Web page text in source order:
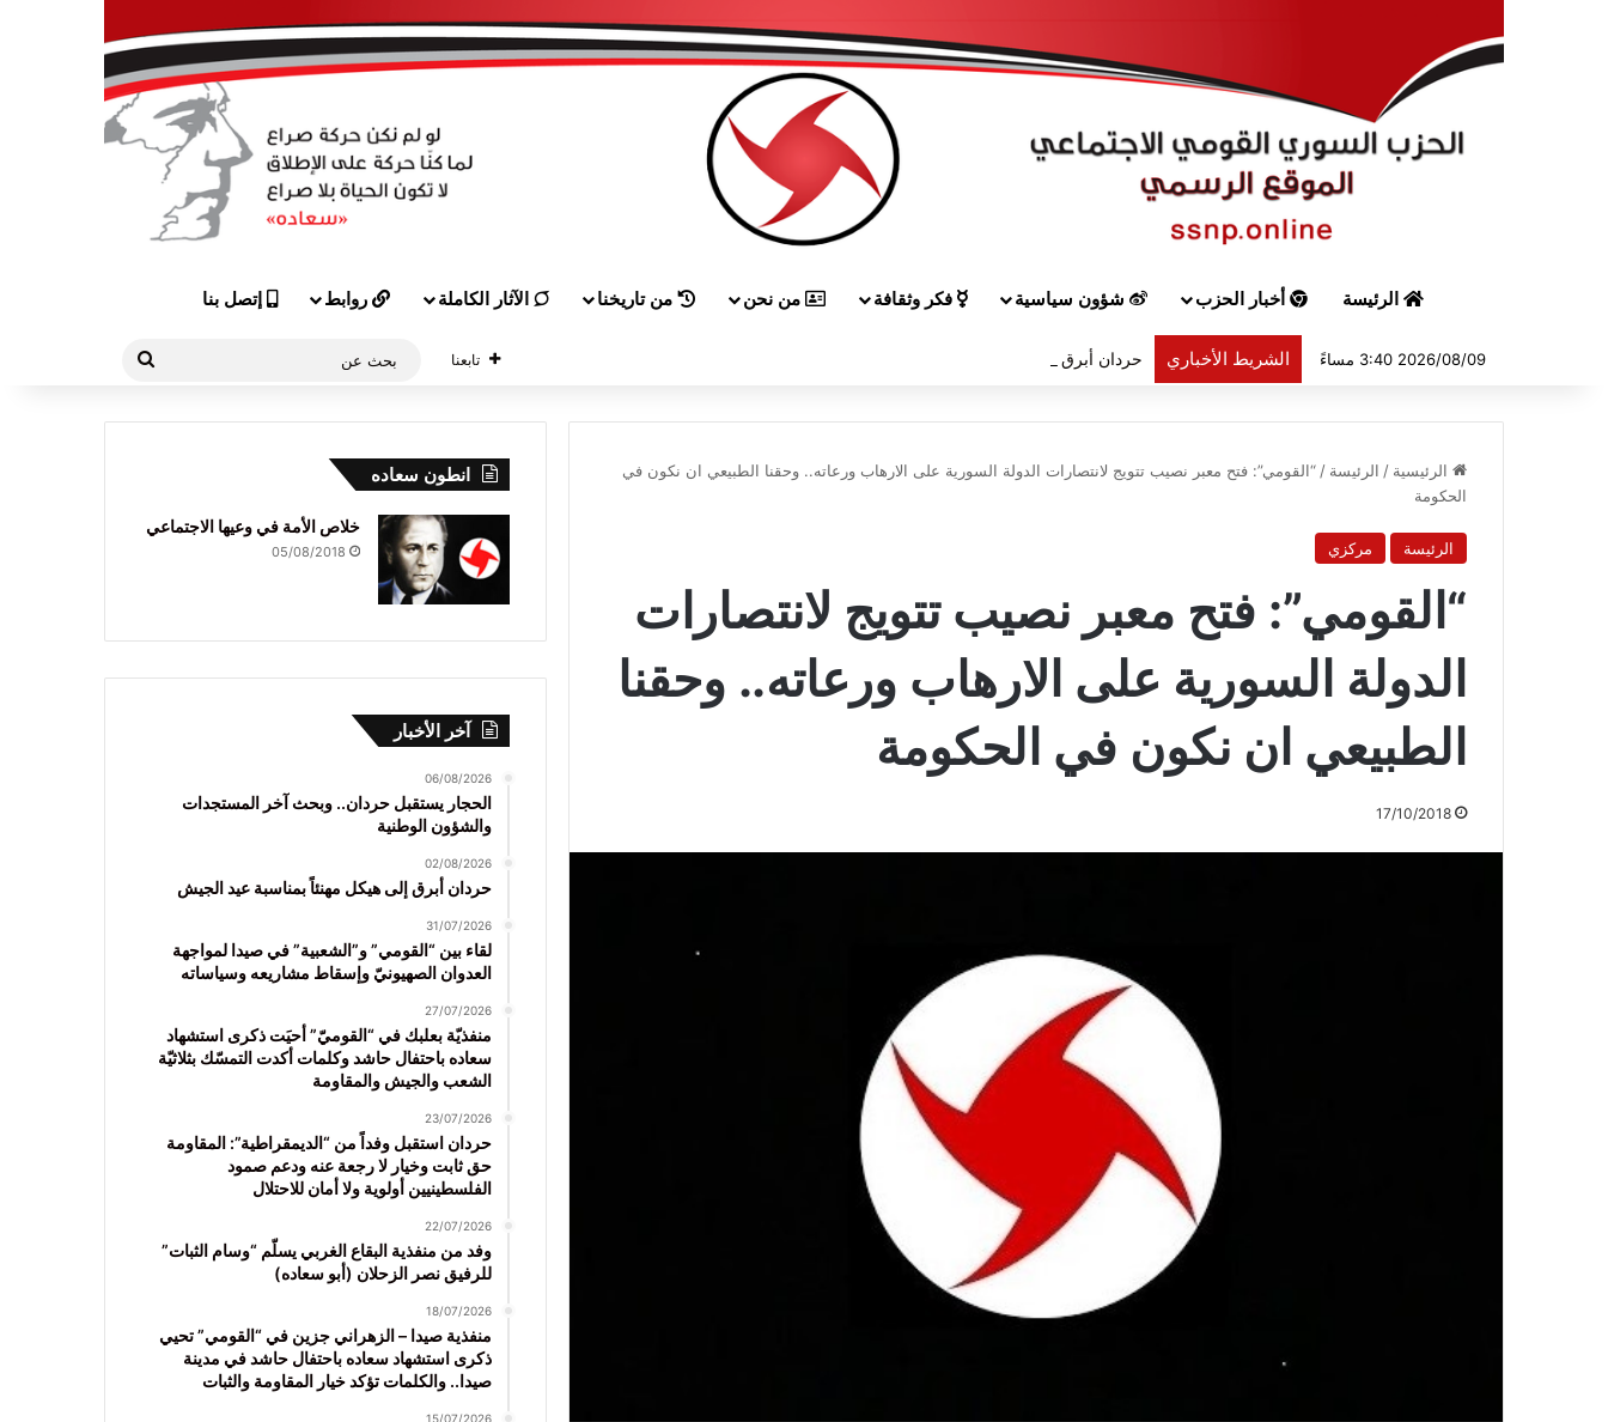
الرئيسة أخبار الحزب شؤون سياسية فكر وثقافة من نحن من تاريخنا الآثار الكاملة روابط إتصل بنا
2026/08/09 3:40 مساءً الشريط الأخباري حردان أبرق إلى هيكل مهنئاً بمناسبة عيد الجيش تابعنا
الرئيسية / الرئيسة / “القومي”: فتح معبر نصيب تتويج لانتصارات الدولة السورية على الارهاب ورعاته.. وحقنا الطبيعي ان نكون في
الحكومة
الرئيسة مركزي
“القومي”: فتح معبر نصيب تتويج لانتصارات
الدولة السورية على الارهاب ورعاته.. وحقنا
الطبيعي ان نكون في الحكومة
17/10/2018
انطون سعاده
خلاص الأمة في وعيها الاجتماعي
05/08/2018
آخر الأخبار
06/08/2026
الحجار يستقبل حردان.. وبحث آخر المستجدات
والشؤون الوطنية
02/08/2026
حردان أبرق إلى هيكل مهنئاً بمناسبة عيد الجيش
31/07/2026
لقاء بين “القومي” و”الشعبية” في صيدا لمواجهة
العدوان الصهيونيّ وإسقاط مشاريعه وسياساته
27/07/2026
منفذيّة بعلبك في “القوميّ” أحيَت ذكرى استشهاد
سعاده باحتفال حاشد وكلمات أكدت التمسّك بثلاثيّة
الشعب والجيش والمقاومة
23/07/2026
حردان استقبل وفداً من “الديمقراطية”: المقاومة
حق ثابت وخيار لا رجعة عنه ودعم صمود
الفلسطينيين أولوية ولا أمان للاحتلال
22/07/2026
وفد من منفذية البقاع الغربي يسلّم “وسام الثبات”
للرفيق نصر الزحلان (أبو سعاده)
18/07/2026
منفذية صيدا – الزهراني جزين في “القومي” تحيي
ذكرى استشهاد سعاده باحتفال حاشد في مدينة
صيدا.. والكلمات تؤكد خيار المقاومة والثبات
15/07/2026